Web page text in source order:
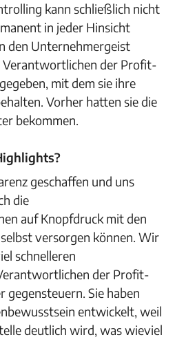
kann schließlich nicht
in jeder Hinsicht
den Unternehmergeist
Verantwortlichen der Profit-
mit dem sie ihre
Vorher hatten sie die
bekommen.
geschaffen und uns
die
auf Knopfdruck mit den
versorgen können. Wir
schnelleren
der Profit-
gegensteuern. Sie haben
entwickelt, weil
deutlich wird, was wieviel